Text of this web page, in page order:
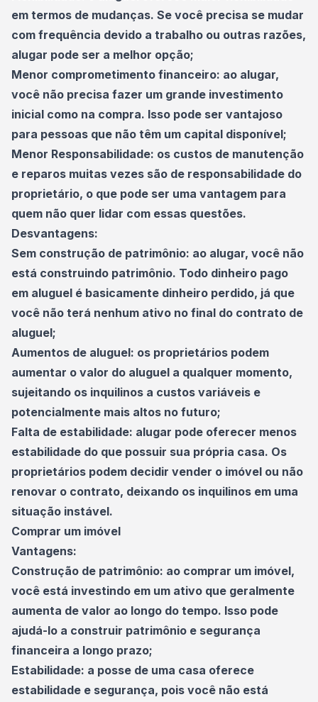
em termos de mudanças. Se você precisa se mudar
com frequência devido a trabalho ou outras razões,
alugar pode ser a melhor opção;
Menor comprometimento financeiro: ao alugar,
você não precisa fazer um grande investimento
inicial como na compra. Isso pode ser vantajoso
para pessoas que não têm um capital disponível;
Menor Responsabilidade: os custos de manutenção
e reparos muitas vezes são de responsabilidade do
proprietário, o que pode ser uma vantagem para
quem não quer lidar com essas questões.
Desvantagens:
Sem construção de patrimônio: ao alugar, você não
está construindo patrimônio. Todo dinheiro pago
em aluguel é basicamente dinheiro perdido, já que
você não terá nenhum ativo no final do contrato de
aluguel;
Aumentos de aluguel: os proprietários podem
aumentar o valor do aluguel a qualquer momento,
sujeitando os inquilinos a custos variáveis e
potencialmente mais altos no futuro;
Falta de estabilidade: alugar pode oferecer menos
estabilidade do que possuir sua própria casa. Os
proprietários podem decidir vender o imóvel ou não
renovar o contrato, deixando os inquilinos em uma
situação instável.
Comprar um imóvel
Vantagens:
Construção de patrimônio: ao comprar um imóvel,
você está investindo em um ativo que geralmente
aumenta de valor ao longo do tempo. Isso pode
ajudá-lo a construir patrimônio e segurança
financeira a longo prazo;
Estabilidade: a posse de uma casa oferece
estabilidade e segurança, pois você não está